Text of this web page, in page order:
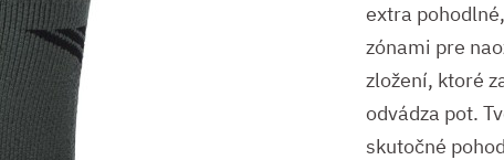
extra
zónami pre
zložení, ktoré
odvádza pot.
skutočné